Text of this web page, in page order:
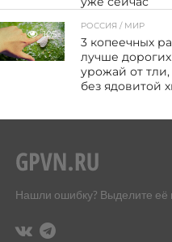
105
РОССИЯ / МИР
3 копеечных
лучше
урожай от
без ядовитой
Нашли ошибку? Выделите её